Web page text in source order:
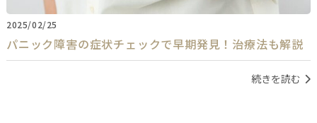
2025/02/25
パニック障害の症状チェックで早期発見！治療法も解説
続きを読む